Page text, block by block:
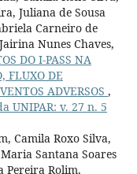
Juliana de Sousa
Carneiro de
Nunes Chaves,
DO I-PASS NA
FLUXO DE
ADVERSOS ,
UNIPAR: v. 27 n. 5
Camila Roxo Silva,
Santana Soares
Pereira Rolim,